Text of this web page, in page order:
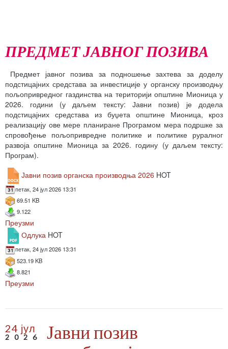
ПРЕДМЕТ ЈАВНОГ ПОЗИВА
Предмет јавног позива за подношење захтева за доделу
подстицајних средстава за инвестиције у органску производњу
пољопривредног газдинства на територији општине Мионица у
2026. години (у даљем тексту: Јавни позив) је додела
подстицајних средстава из буџета општине Мионица, кроз
реализацију ове мере планиране Програмом мера подршке за
спровођење пољопривредне политике и политике руралног
развоја општине Мионица за 2026. годину (у даљем тексту:
Програм).
Јавни позив органска производња 2026 HOT
петак, 24 јул 2026 13:31
69.51 KB
9.122
Преузми
Одлука HOT
петак, 24 јул 2026 13:31
523.19 KB
8.821
Преузми
24 јул
2026
Јавни позив